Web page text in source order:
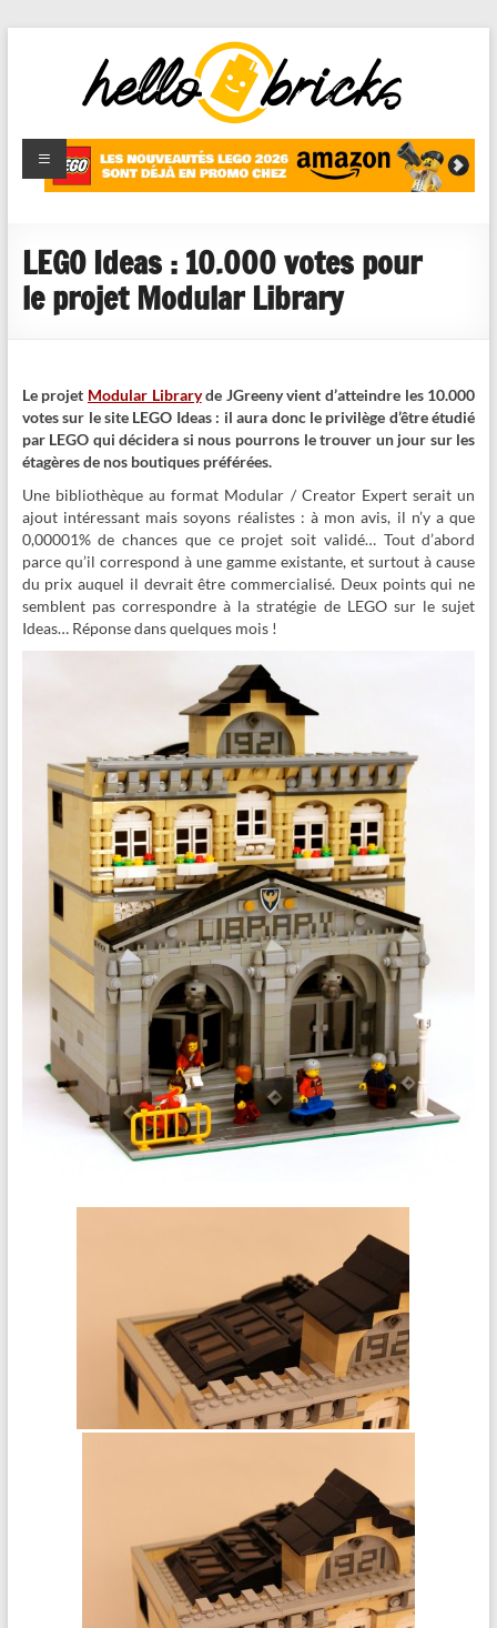
HelloBricks
Blog LEGO,
nouveaut�s
reviews
LEGO Ideas : 10.000 votes pour
le projet Modular Library
Le projet Modular Libraryde JGreeny vient d’atteindre les 10.000
votes sur le site LEGO Ideas : il aura donc le privilège d’être étudié
par LEGO qui décidera si nous pourrons le trouver un jour sur les
étagères de nos boutiques préférées.
Une bibliothèque au format Modular / Creator Expert serait un
ajout intéressant mais soyons réalistes : à mon avis, il n’y a que
0,00001% de chances que ce projet soit validé… Tout d’abord
parce qu’il correspond à une gamme existante, et surtout à cause
du prix auquel il devrait être commercialisé. Deux points qui ne
semblent pas correspondre à la stratégie de LEGO sur le sujet
Ideas… Réponse dans quelques mois !